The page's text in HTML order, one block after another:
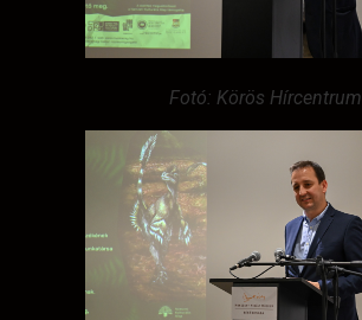
Fotó: Körös Hírcentrum